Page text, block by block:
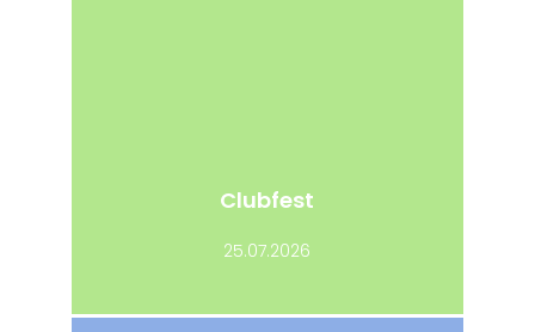
Clubfest
25.07.2026